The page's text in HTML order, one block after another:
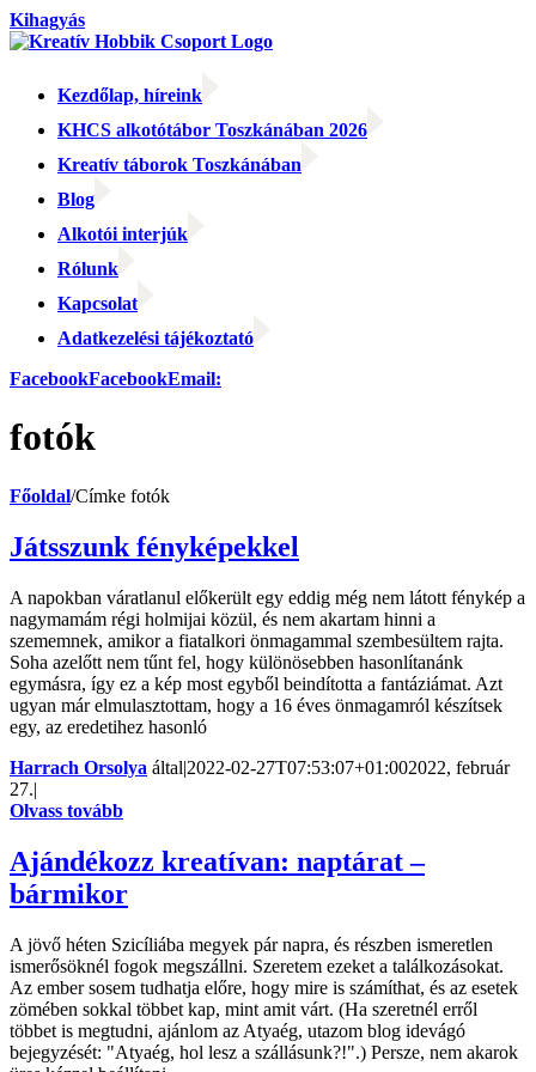
Kihagyás
Kezdőlap, híreink
KHCS alkotótábor Toszkánában 2026
Kreatív táborok Toszkánában
Blog
Alkotói interjúk
Rólunk
Kapcsolat
Adatkezelési tájékoztató
FacebookFacebookEmail:
fotók
Főoldal/Címke fotók
Játsszunk fényképekkel
A napokban váratlanul előkerült egy eddig még nem látott fénykép a
nagymamám régi holmijai közül, és nem akartam hinni a
szememnek, amikor a fiatalkori önmagammal szembesültem rajta.
Soha azelőtt nem tűnt fel, hogy különösebben hasonlítanánk
egymásra, így ez a kép most egyből beindította a fantáziámat. Azt
ugyan már elmulasztottam, hogy a 16 éves önmagamról készítsek
egy, az eredetihez hasonló
Harrach Orsolya által|2022-02-27T07:53:07+01:002022, február
27.|
Olvass tovább
Ajándékozz kreatívan: naptárat –
bármikor
A jövő héten Szicíliába megyek pár napra, és részben ismeretlen
ismerősöknél fogok megszállni. Szeretem ezeket a találkozásokat.
Az ember sosem tudhatja előre, hogy mire is számíthat, és az esetek
zömében sokkal többet kap, mint amit várt. (Ha szeretnél erről
többet is megtudni, ajánlom az Atyaég, utazom blog idevágó
bejegyzését: "Atyaég, hol lesz a szállásunk?!".) Persze, nem akarok